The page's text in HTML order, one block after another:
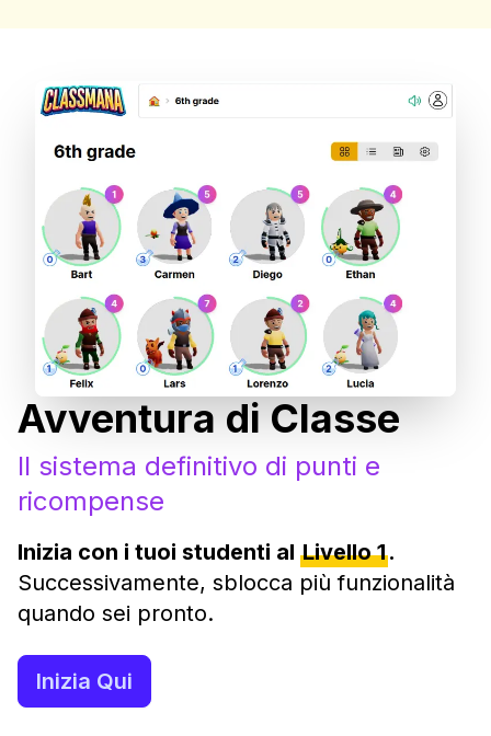
Avventura di Classe
Il sistema definitivo di punti e
ricompense
Inizia con i tuoi studenti al Livello 1.
Successivamente, sblocca più funzionalità
quando sei pronto.
Inizia Qui